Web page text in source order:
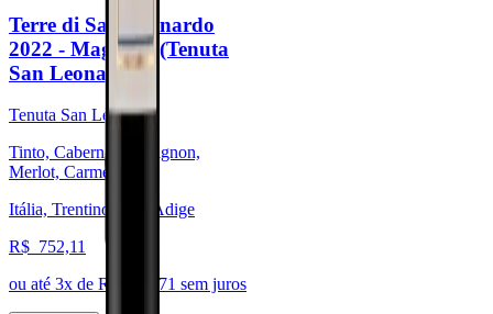
Terre di San Leonardo
2022 - Magnum (Tenuta
San Leonardo)
Tenuta San Leonardo
Tinto, Cabernet Sauvignon,
Merlot, Carménère
Itália, Trentino-Alto-Adige
R$ 752,11
ou até 3x de R$ 250,71 sem juros